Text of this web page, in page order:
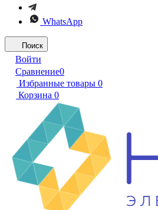
WhatsApp
Поиск
Войти
Сравнение0
Избранные товары 0
Корзина 0